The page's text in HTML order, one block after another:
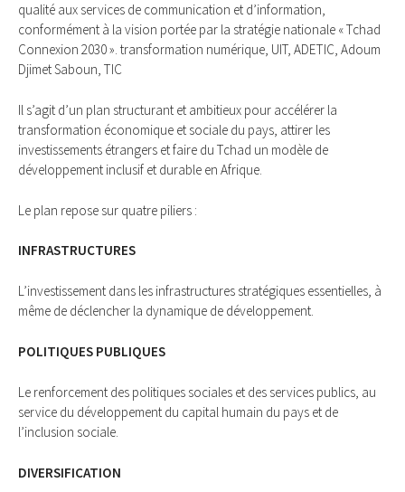
qualité aux services de communication et d’information,
conformément à la vision portée par la stratégie nationale « Tchad
Connexion 2030 ». transformation numérique, UIT, ADETIC, Adoum
Djimet Saboun, TIC
Il s’agit d’un plan structurant et ambitieux pour accélérer la
transformation économique et sociale du pays, attirer les
investissements étrangers et faire du Tchad un modèle de
développement inclusif et durable en Afrique.
Le plan repose sur quatre piliers :
INFRASTRUCTURES
L’investissement dans les infrastructures stratégiques essentielles, à
même de déclencher la dynamique de développement.
POLITIQUES PUBLIQUES
Le renforcement des politiques sociales et des services publics, au
service du développement du capital humain du pays et de
l’inclusion sociale.
DIVERSIFICATION